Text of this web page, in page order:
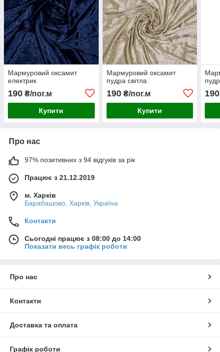
Мармуровий оксамит
електрик
190 ₴/пог.м
Купити
Мармуровий оксамит
пудра світла
190₴/пог.м
Купити
190
Про нас
97% позитивних з 94 відгуків за рік
Працює з 21.12.2019
м. Харків
Барабашово, Харків, Україна
Контакти
Сьогодні працює з 08:00 до 14:00
Показати весь графік роботи
Про нас
Контакти
Доставка та оплата
Графік роботи